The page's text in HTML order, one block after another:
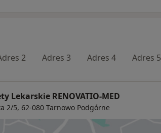
2 Adres 3 Adres 4 Adres 5
Lekarskie RENOVATIO-MED
2/5, 62-080 Tarnowo Podgórne